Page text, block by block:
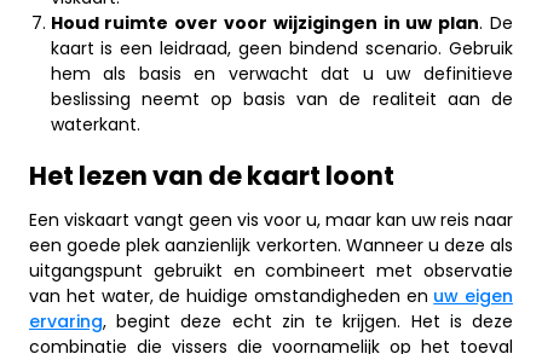
Houd ruimte over voor wijzigingen in uw plan. De
kaart is een leidraad, geen bindend scenario. Gebruik
hem als basis en verwacht dat u uw definitieve
beslissing neemt op basis van de realiteit aan de
waterkant.
Het lezen van de kaart loont
Een viskaart vangt geen vis voor u, maar kan uw reis naar
een goede plek aanzienlijk verkorten. Wanneer u deze als
uitgangspunt gebruikt en combineert met observatie
van het water, de huidige omstandigheden en uw eigen
ervaring, begint deze echt zin te krijgen. Het is deze
combinatie die vissers die voornamelijk op het toeval